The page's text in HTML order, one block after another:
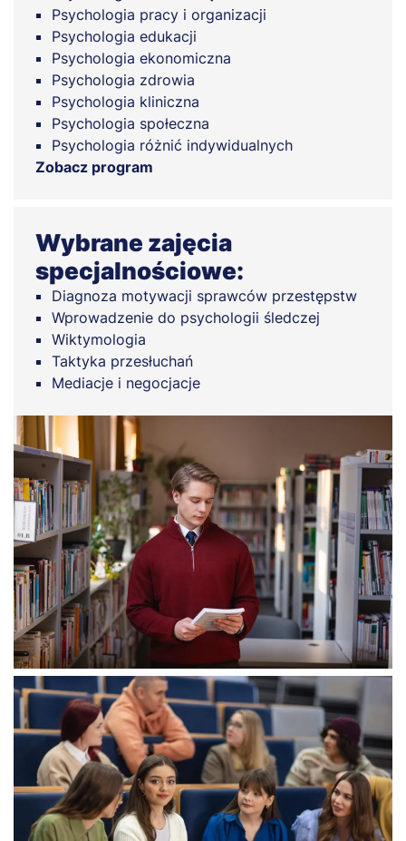
Psychologia pracy i organizacji
Psychologia edukacji
Psychologia ekonomiczna
Psychologia zdrowia
Psychologia kliniczna
Psychologia społeczna
Psychologia różnić indywidualnych
Zobacz program
Wybrane zajęcia
specjalnościowe:
Diagnoza motywacji sprawców przestępstw
Wprowadzenie do psychologii śledczej
Wiktymologia
Taktyka przesłuchań
Mediacje i negocjacje